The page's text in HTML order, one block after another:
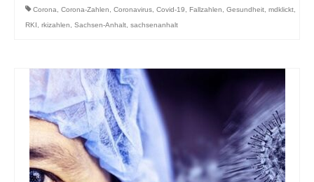
Corona, Corona-Zahlen, Coronavirus, Covid-19, Fallzahlen, Gesundheit, mdklickt,
RKI , rkizahlen, Sachsen-Anhalt, sachsenanhalt